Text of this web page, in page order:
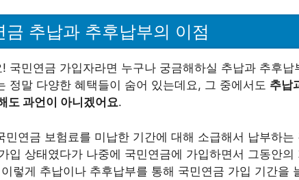
금 추납과 추후납부의 이점
국민연금 가입자라면 누구나 궁금해하실 추납과 추후
정말 다양한 혜택들이 숨어 있는데요, 그 중에서도 추납
도 과언이 아니겠어요.
민연금 보험료를 미납한 기간에 대해 소급해서 납부하는
입 상태였다가 나중에 국민연금에 가입하면서 그동안
렇게 추납이나 추후납부를 통해 국민연금 가입 기간을